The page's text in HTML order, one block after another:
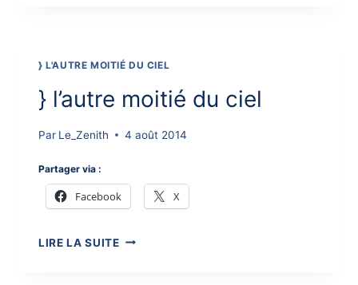
10/08
} L'AUTRE MOITIÉ DU CIEL
} l’autre moitié du ciel
Par Le_Zenith 4 août 2014
Partager via :
Facebook X
LIRE LA SUITE}